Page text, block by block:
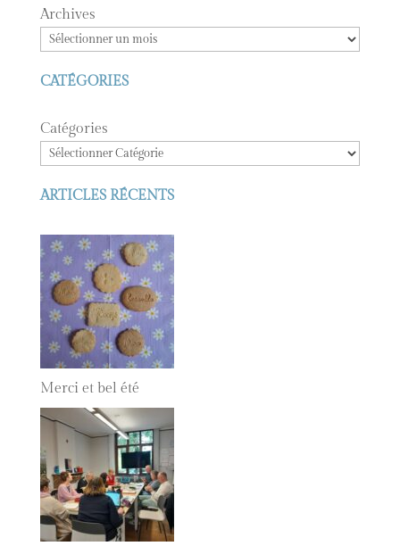
Archives
CATÉGORIES
Catégories
ARTICLES RÉCENTS
Merci et bel été